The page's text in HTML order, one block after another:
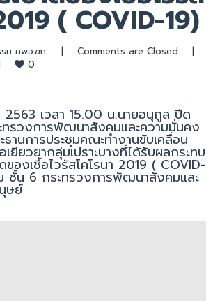
( COVID-19)
ม ศพอ.ขก. | Comments are Closed
|
0
เวลา 15.00 น.นายอนุกูล ปีด
รวงการพัฒนาสังคมและความมั่นคง
านการประชุมคณะทำงานขับเคลื่อน
ยียวยากลุ่มเปราะบางที่ได้รับผลกระทบ
ของเชื้อไวรัสโคโรนา 2019 ( COVID-
ชั้น 6 กระทรวงการพัฒนาสังคมและ
ษย์